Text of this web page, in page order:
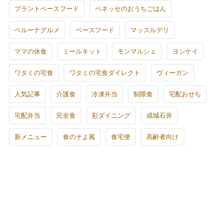
プラントベースフード ベネッセのおうちごはん
ベルーナグルメ ベースフード マッスルデリ
ママの休食 ミールキット モンマルシェ ヨシケイ
ワタミの宅食 ワタミの宅食ダイレクト ヴィーガン
人気記事 介護食 冷凍弁当 制限食 宅配おせち
宅配弁当 完全食 彩ダイニング 成城石井
新メニュー 食のそよ風 食宅便 高齢者向け